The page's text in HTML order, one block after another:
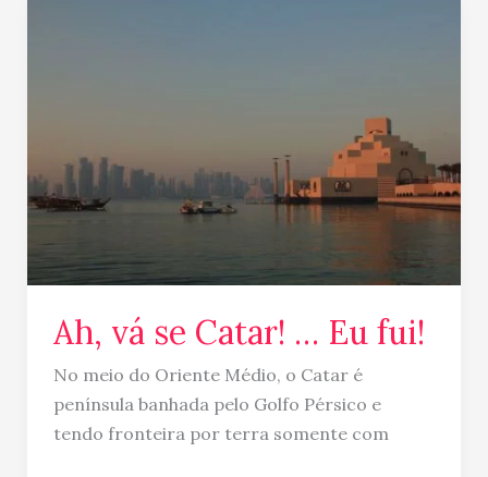
Ah, vá se Catar! … Eu fui!
No meio do Oriente Médio, o Catar é
península banhada pelo Golfo Pérsico e
tendo fronteira por terra somente com
fui!